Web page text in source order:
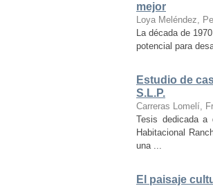
mejor
Loya Meléndez,
La década de
potencial para
Estudio de
S.L.P.
Carreras Lomelí,
Tesis dedicada a
Habitacional
una ...
El paisaje